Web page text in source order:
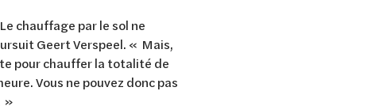
chauffage par le sol ne
Geert Verspeel. « Mais,
pour chauffer la totalité de
Vous ne pouvez donc pas
»